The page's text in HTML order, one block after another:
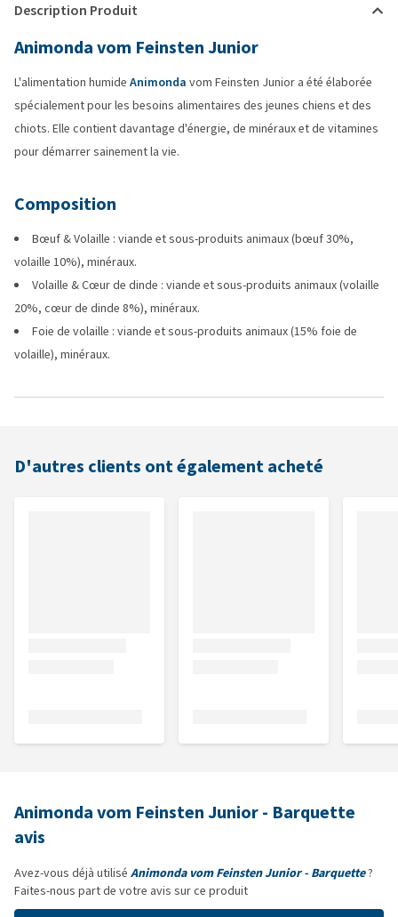
Description Produit
Animonda vom Feinsten Junior
L'alimentation humide Animonda vom Feinsten Junior a été élaborée
spécialement pour les besoins alimentaires des jeunes chiens et des
chiots. Elle contient davantage d'énergie, de minéraux et de vitamines
pour démarrer sainement la vie.
Composition
Bœuf & Volaille : viande et sous-produits animaux (bœuf 30%,
volaille 10%), minéraux.
Volaille & Cœur de dinde : viande et sous-produits animaux (volaille
20%, cœur de dinde 8%), minéraux.
Foie de volaille : viande et sous-produits animaux (15% foie de
volaille), minéraux.
D'autres clients ont également acheté
Animonda vom Feinsten Junior - Barquette
avis
Avez-vous déjà utilisé Animonda vom Feinsten Junior - Barquette?
Faites-nous part de votre avis sur ce produit